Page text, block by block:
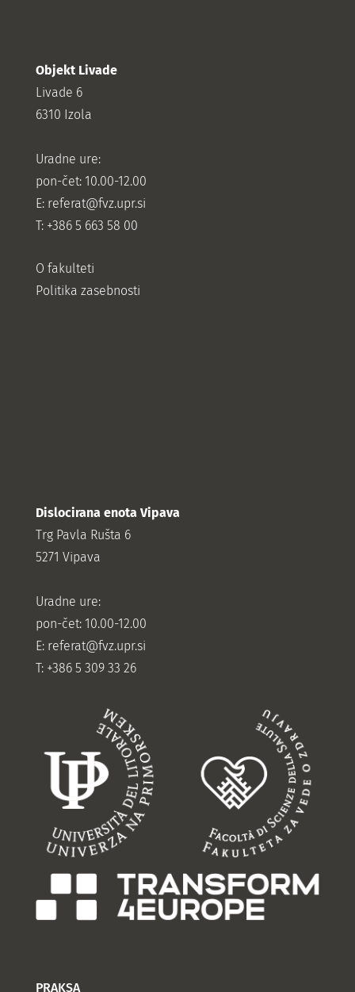
Objekt Livade
Livade 6
6310 Izola
Uradne ure:
pon-čet: 10.00-12.00
E: referat@fvz.upr.si
T: +386 5 663 58 00
O fakulteti
Politika zasebnosti
Dislocirana enota Vipava
Trg Pavla Rušta 6
5271 Vipava
Uradne ure:
pon-čet: 10.00-12.00
E: referat@fvz.upr.si
T: +386 5 309 33 26
PRAKSA